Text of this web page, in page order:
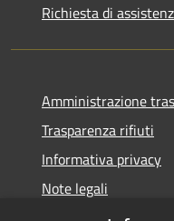
Richiesta di
Amministrazione
Trasparenza rifiuti
Informativa privacy
Note legali